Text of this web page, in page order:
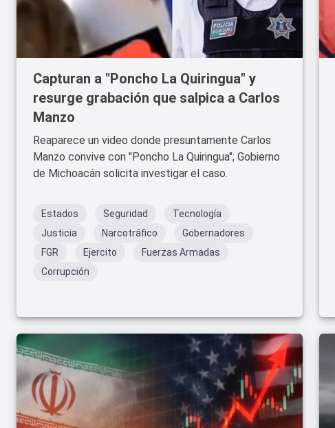
Capturan a "Poncho La Quiringua" y
resurge grabación que salpica a Carlos
Manzo
Reaparece un video donde presuntamente Carlos
Manzo convive con "Poncho La Quiringua"; Gobierno
de Michoacán solicita investigar el caso.
Estados Seguridad
Tecnología
Justicia
Narcotráfico
Gobernadores
FGR
Ejercito
Fuerzas Armadas
Corrupción